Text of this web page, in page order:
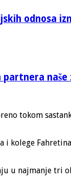
odnosa
naše
tokom
u najmanje tri